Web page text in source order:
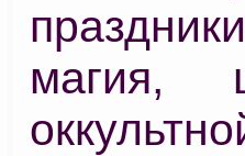
магия,